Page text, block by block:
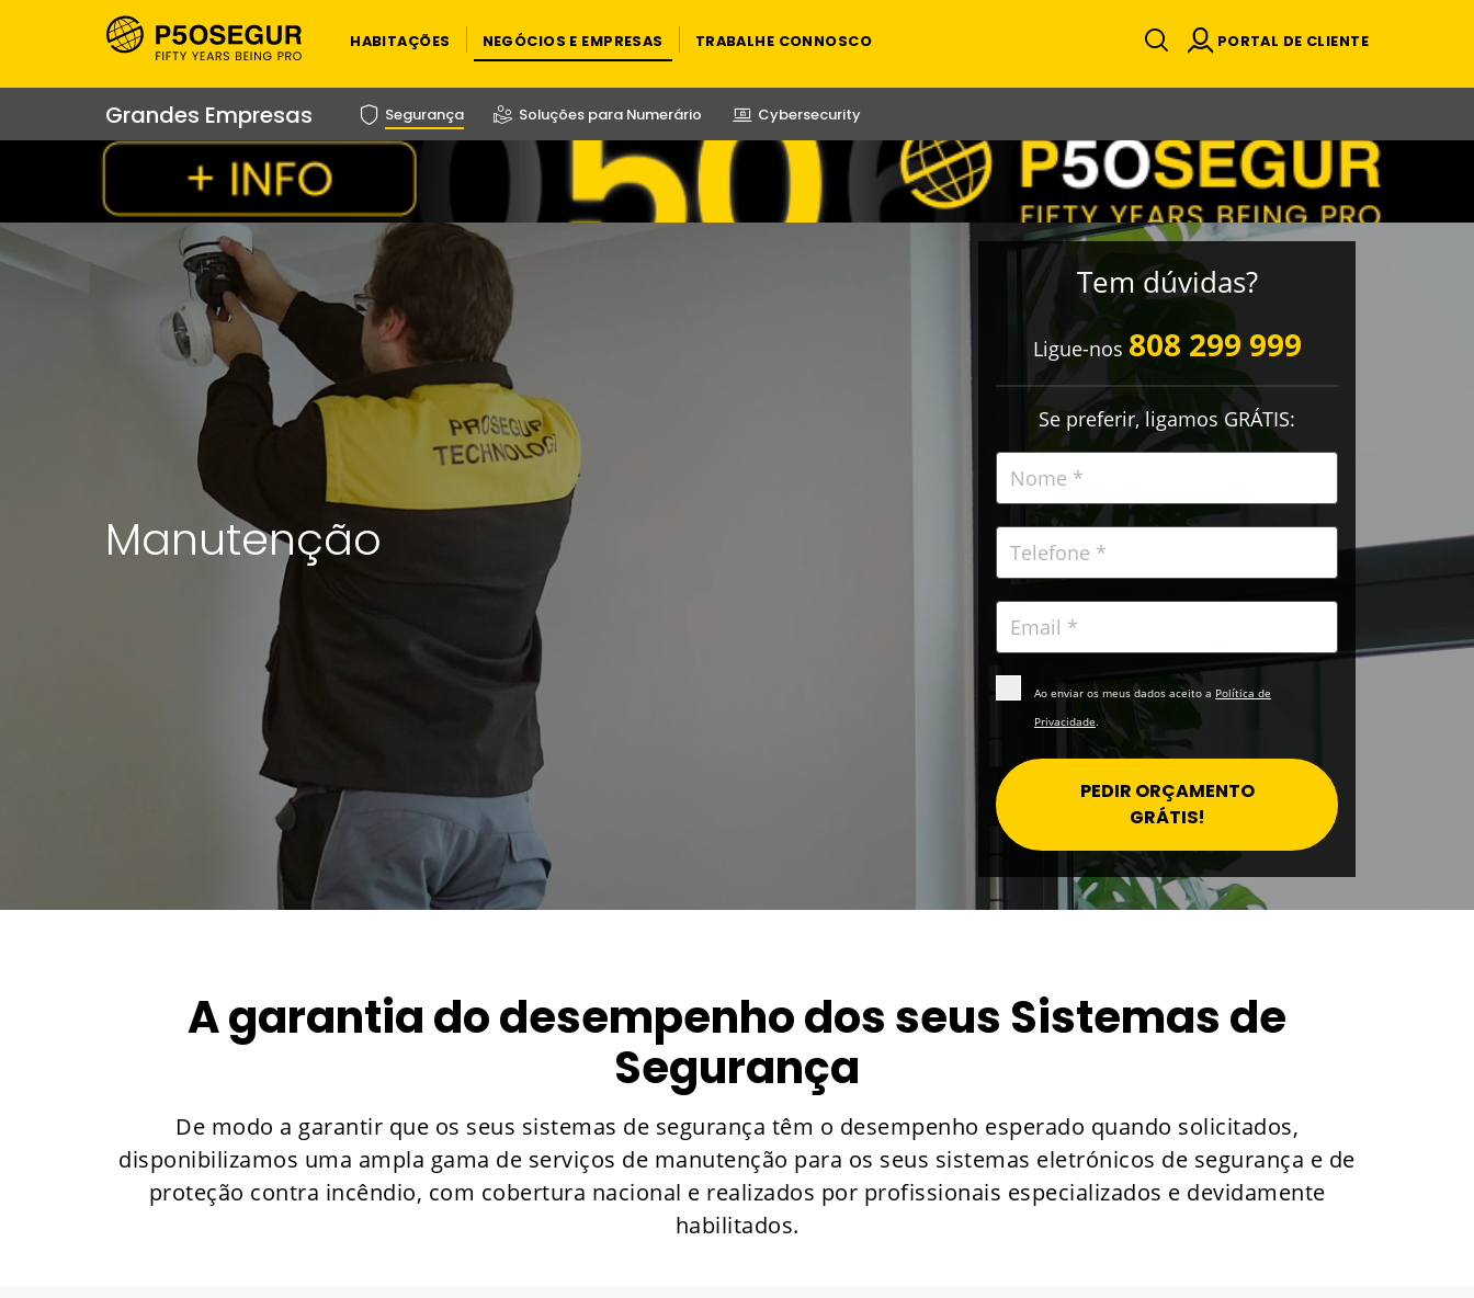
HABITAÇÕES NEGÓCIOS E EMPRESAS TRABALHE CONNOSCO PORTAL DE CLIENTE
Grandes Empresas Segurança Soluções para Numerário Cybersecurity
Manutenção
Tem dúvidas?
Ligue-nos 808 299 999
Se preferir, ligamos GRÁTIS:
Ao enviar os meus dados aceito a Política de
Privacidade.
PEDIR ORÇAMENTO
GRÁTIS!
A garantia do desempenho dos seus Sistemas de
Segurança
De modo a garantir que os seus sistemas de segurança têm o desempenho esperado quando solicitados,
disponibilizamos uma ampla gama de serviços de manutenção para os seus sistemas eletrónicos de segurança e de
proteção contra incêndio, com cobertura nacional e realizados por profissionais especializados e devidamente
habilitados.